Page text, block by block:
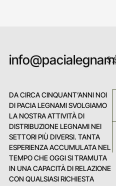
DA CIRCA CINQUANT’ANNI NOI
DI PACIA LEGNAMI SVOLGIAMO
LA NOSTRA ATTIVITÀ DI
DISTRIBUZIONE LEGNAMI NEI
SETTORI PIÙ DIVERSI. TANTA
ESPERIENZA ACCUMULATA NEL
TEMPO CHE OGGI SI TRAMUTA
IN UNA CAPACITÀ DI RELAZIONE
CON QUALSIASI RICHIESTA